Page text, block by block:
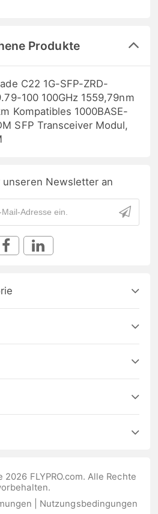
Produkte
C22 1G-SFP-ZRD-
100 100GHz 1559,79nm
Kompatibles 1000BASE-
SFP Transceiver Modul,
Newsletter an
FLYPRO.com. Alle Rechte
Nutzungsbedingungen